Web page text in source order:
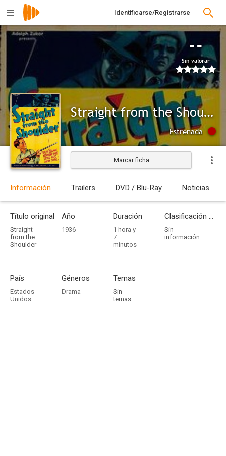
Identificarse/Registrarse
--
Sin valorar
Straight from the Shoulder
Estrenada
Marcar ficha
Información Trailers DVD / Blu-Ray Noticias
Título original
Straight
from the
Shoulder
Año
1936
Duración
1 hora y
7
minutos
Clasificación por edades
Sin
información
País
Estados
Unidos
Géneros
Drama
Temas
Sin
temas